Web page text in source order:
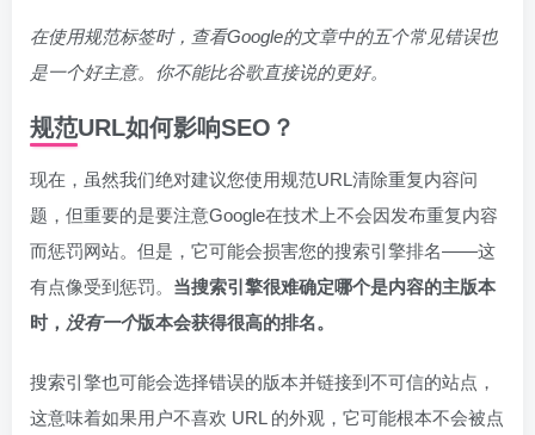
在使用规范标签时，查看Google的文章中的五个常见错误也
是一个好主意。你不能比谷歌直接说的更好。
规范URL如何影响SEO？
现在，虽然我们绝对建议您使用规范URL清除重复内容问
题，但重要的是要注意Google在技术上不会因发布重复内容
而惩罚网站。但是，它可能会损害您的搜索引擎排名——这
有点像受到惩罚。 当搜索引擎很难确定哪个是内容的主版本
时， 没有一个版本会获得很高的排名。
搜索引擎也可能会选择错误的版本并链接到不可信的站点，
这意味着如果用户不喜欢 URL 的外观，它可能根本不会被点